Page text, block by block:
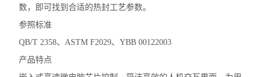
数，即可找到合适的热封工艺参数。
参照标准
QB/T 2358、ASTM F2029、YBB 00122003
产品特点